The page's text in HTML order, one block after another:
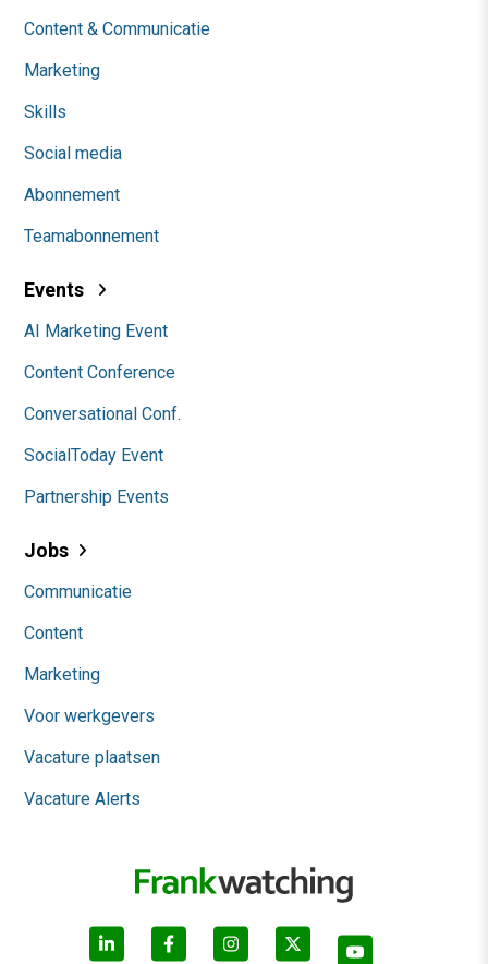
Content & Communicatie
Marketing
Skills
Social media
Abonnement
Teamabonnement
Events
AI Marketing Event
Content Conference
Conversational Conf.
SocialToday Event
Partnership Events
Jobs
Communicatie
Content
Marketing
Voor werkgevers
Vacature plaatsen
Vacature Alerts